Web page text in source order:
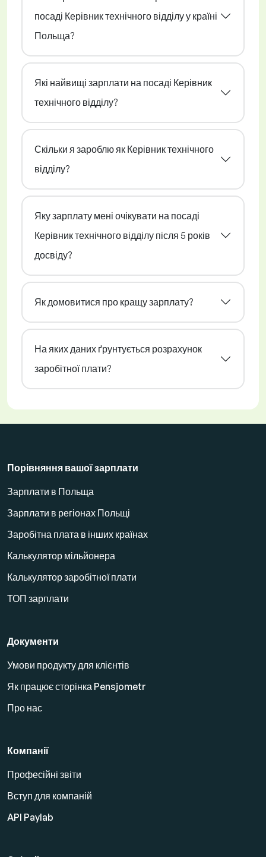
посаді Керівник технічного відділу у країні
Польща?
Які найвищі зарплати на посаді Керівник
технічного відділу?
Скільки я зароблю як Керівник технічного
відділу?
Яку зарплату мені очікувати на посаді
Керівник технічного відділу після 5 років
досвіду?
Як домовитися про кращу зарплату?
На яких даних ґрунтується розрахунок
заробітної плати?
Порівняння вашої зарплати
Зарплати в Польща
Зарплати в регіонах Польщі
Заробітна плата в інших країнах
Калькулятор мільйонера
Калькулятор заробітної плати
ТОП зарплати
Документи
Умови продукту для клієнтів
Як працює сторінка Pensjometr
Про нас
Компанії
Професійні звіти
Вступ для компаній
API Paylab